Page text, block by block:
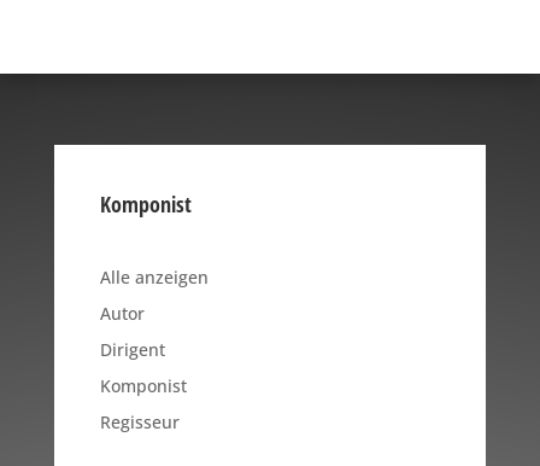
Komponist
Alle anzeigen
Autor
Dirigent
Komponist
Regisseur